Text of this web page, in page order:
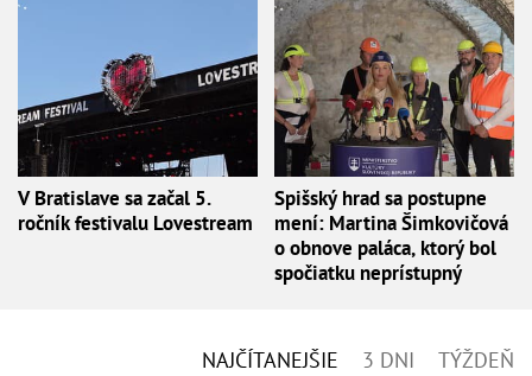
V Bratislave sa začal 5.
ročník festivalu Lovestream
Spišský hrad sa postupne
mení: Martina Šimkovičová
o obnove paláca, ktorý bol
spočiatku neprístupný
NAJČÍTANEJŠIE 3 DNI TÝŽDEŇ